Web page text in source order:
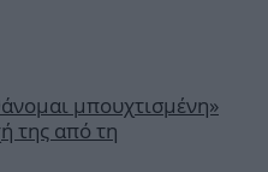
μπουχτισμένη»
της από τη